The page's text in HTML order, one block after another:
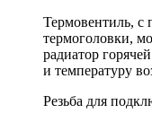
Термовентиль,
термоголовки,
радиатор
и температуру
Резьба для